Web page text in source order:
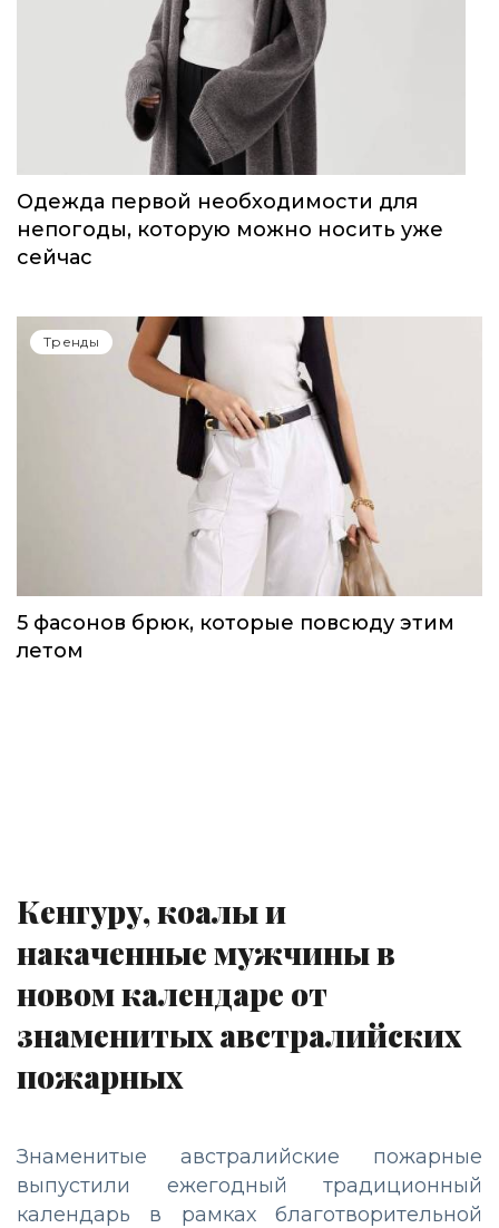
Одежда первой необходимости для
непогоды, которую можно носить уже
сейчас
Тренды
5 фасонов брюк, которые повсюду этим
летом
Кенгуру, коалы и
накаченные мужчины в
новом календаре от
знаменитых австралийских
пожарных
Знаменитые австралийские пожарные
выпустили ежегодный традиционный
календарь в рамках благотворительной